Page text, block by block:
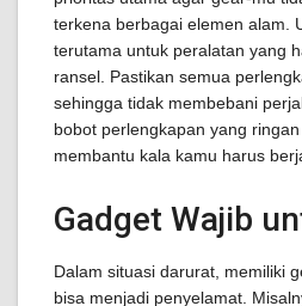
terkena berbagai elemen alam.
terutama untuk peralatan yang
ransel. Pastikan semua
sehingga tidak membebani
bobot perlengkapan yang
membantu kala kamu harus
Gadget Wajib
Dalam situasi darurat, memiliki
bisa menjadi penyelamat.